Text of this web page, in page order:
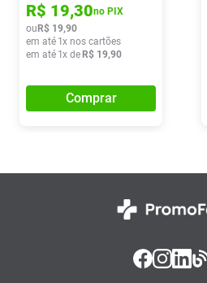
R$ 19,30no PIX
ou R$ 19,90
em até 1x nos cartões
em até 1x de R$ 19,90
Comprar